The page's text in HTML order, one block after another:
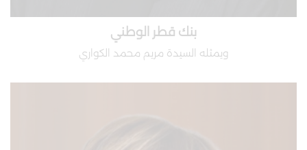
بنك قطر الوطني
ويمثله​ السيدة مريم محمد الكواري